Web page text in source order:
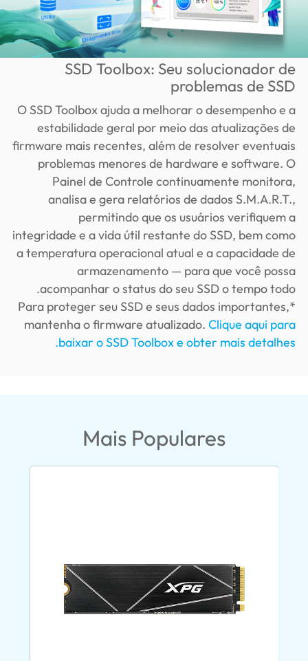
SSD Toolbox: Seu solucionador de
problemas de SSD
O SSD Toolbox ajuda a melhorar o desempenho e a
estabilidade geral por meio das atualizações de
firmware mais recentes, além de resolver eventuais
problemas menores de hardware e software. O
Painel de Controle continuamente monitora,
analisa e gera relatórios de dados S.M.A.R.T.,
permitindo que os usuários verifiquem a
integridade e a vida útil restante do SSD, bem como
a temperatura operacional atual e a capacidade de
armazenamento — para que você possa
acompanhar o status do seu SSD o tempo todo.
*Para proteger seu SSD e seus dados importantes,
mantenha o firmware atualizado.Clique aqui para
baixar o SSD Toolbox e obter mais detalhes.
Mais Populares